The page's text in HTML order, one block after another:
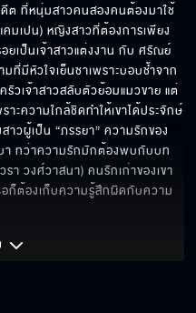
ที่หนุ่มสาวคนสองคนต้องมาใช้
มเปน) หญิงสาวที่ต้องการเพียง
เป็นเจ้าสาวแต่งงาน กับ ศรัณย์
ที่มีหัวใจเย็นชาเพราะบอบช้ำจาก
วเจ้าสาวสลับตัวย้อมแมวขาย แต่
าะความใกล้ชิดทำให้เขาได้ประจักษ์
วผู้เป็น “ภรรยา” ความรักของ
บา ทว่าความรักมักต้องพบกับบท
า วงศ์วาสนา) คนรักเก่าของเขา
ก็ต้องเก็บความรู้สึกผิดกับความ